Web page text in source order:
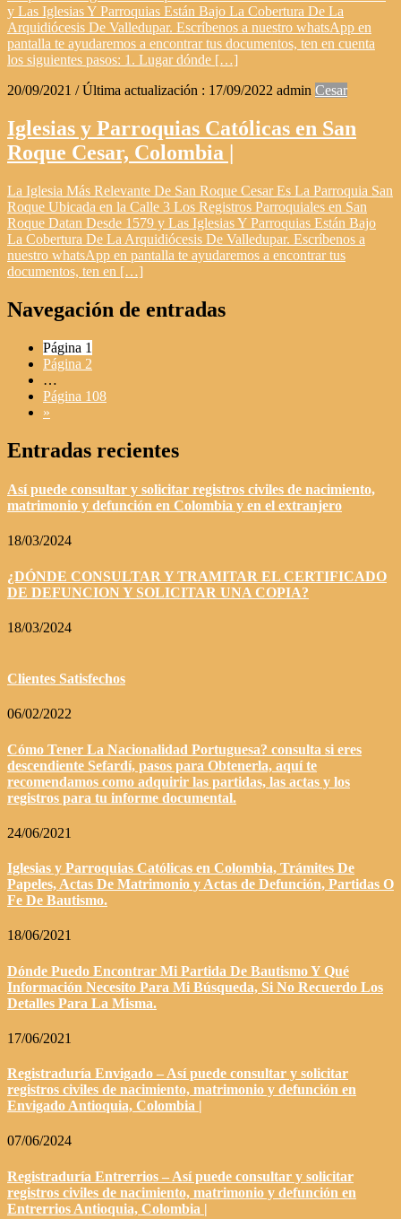
y Las Iglesias Y Parroquias Están Bajo La Cobertura De La
Arquidiócesis De Valledupar. Escríbenos a nuestro whatsApp en
pantalla te ayudaremos a encontrar tus documentos, ten en cuenta
los siguientes pasos: 1. Lugar dónde […]
20/09/2021 / Última actualización : 17/09/2022 admin Cesar
Iglesias y Parroquias Católicas en San
Roque Cesar, Colombia |
La Iglesia Más Relevante De San Roque Cesar Es La Parroquia San
Roque Ubicada en la Calle 3 Los Registros Parroquiales en San
Roque Datan Desde 1579 y Las Iglesias Y Parroquias Están Bajo
La Cobertura De La Arquidiócesis De Valledupar. Escríbenos a
nuestro whatsApp en pantalla te ayudaremos a encontrar tus
documentos, ten en […]
Navegación de entradas
Página 1
Página 2
…
Página 108
»
Entradas recientes
Así puede consultar y solicitar registros civiles de nacimiento,
matrimonio y defunción en Colombia y en el extranjero
18/03/2024
¿DÓNDE CONSULTAR Y TRAMITAR EL CERTIFICADO
DE DEFUNCION Y SOLICITAR UNA COPIA?
18/03/2024
Clientes Satisfechos
06/02/2022
Cómo Tener La Nacionalidad Portuguesa? consulta si eres
descendiente Sefardí, pasos para Obtenerla, aquí te
recomendamos como adquirir las partidas, las actas y los
registros para tu informe documental.
24/06/2021
Iglesias y Parroquias Católicas en Colombia, Trámites De
Papeles, Actas De Matrimonio y Actas de Defunción, Partidas O
Fe De Bautismo.
18/06/2021
Dónde Puedo Encontrar Mi Partida De Bautismo Y Qué
Información Necesito Para Mi Búsqueda, Si No Recuerdo Los
Detalles Para La Misma.
17/06/2021
Registraduría Envigado – Así puede consultar y solicitar
registros civiles de nacimiento, matrimonio y defunción en
Envigado Antioquia, Colombia |
07/06/2024
Registraduría Entrerrios – Así puede consultar y solicitar
registros civiles de nacimiento, matrimonio y defunción en
Entrerrios Antioquia, Colombia |